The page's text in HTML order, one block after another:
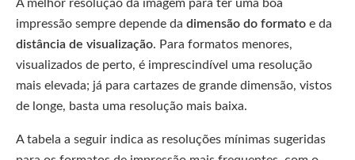
A melhor resolução da imagem para ter uma boa
impressão sempre depende da dimensão do formato e da
distância de visualização. Para formatos menores,
visualizados de perto, é imprescindível uma resolução
mais elevada; já para cartazes de grande dimensão, vistos
de longe, basta uma resolução mais baixa.
A tabela a seguir indica as resoluções mínimas sugeridas